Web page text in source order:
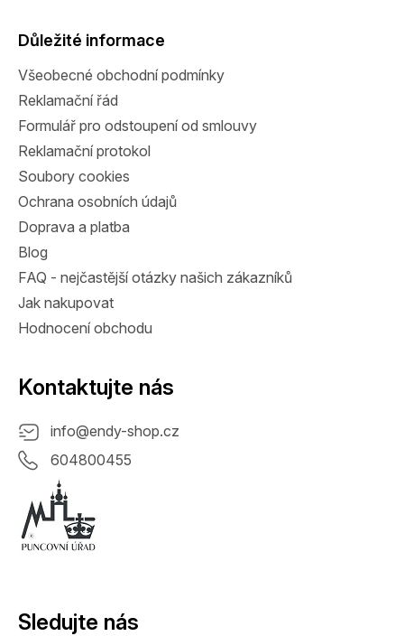
Důležité informace
Všeobecné obchodní podmínky
Reklamační řád
Formulář pro odstoupení od smlouvy
Reklamační protokol
Soubory cookies
Ochrana osobních údajů
Doprava a platba
Blog
FAQ - nejčastější otázky našich zákazníků
Jak nakupovat
Hodnocení obchodu
Kontaktujte nás
info@endy-shop.cz
604800455
Sledujte nás